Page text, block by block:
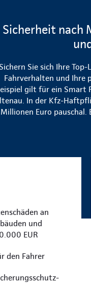
Sicherheit nach
Sichern Sie sich Ihre
Fahrverhalten und Ihre
gilt für ein Smart
In der Kfz-
Millionen Euro pauschal.
an
und
EUR
den Fahrer